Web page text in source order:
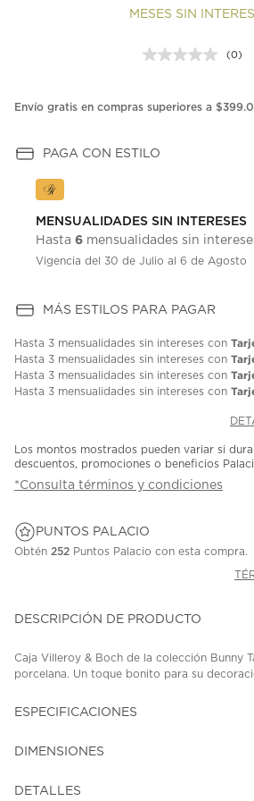
MESES SIN
Sin
en
(0)
Envío gratis en compras superiores a
PAGA CON ESTILO
MENSUALIDADES SIN INTERESES
Hasta 6 mensualidades sin
Vigencia del 30 de Julio al 6 de Agosto
MÁS ESTILOS PARA PAGAR
Hasta 3 mensualidades sin intereses con
Hasta 3 mensualidades sin intereses con
Hasta 3 mensualidades sin intereses con
Hasta 3 mensualidades sin intereses con
Los montos mostrados pueden variar si
descuentos, promociones o beneficios
*Consulta términos y condiciones
PUNTOS PALACIO
Obtén 252 Puntos Palacio con esta compra.
DESCRIPCIÓN DE PRODUCTO
Caja Villeroy & Boch de la colección Bunny
porcelana. Un toque bonito para su
ESPECIFICACIONES
DIMENSIONES
DETALLES